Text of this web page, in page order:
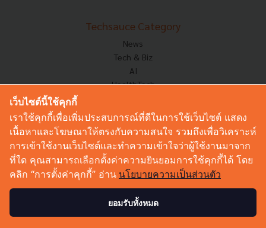
Techsauce Category
News
Tech & Biz
AI
HealthTech
Corp Innov
Saucy Thoughts
Based On
Sustainable
Videos
Podcast
เว็บไซต์นี้ใช้คุกกี้
เราใช้คุกกี้เพื่อเพิ่มประสบการณ์ที่ดีในการใช้เว็บไซต์ แสดง
เนื้อหาและโฆษณาให้ตรงกับความสนใจ รวมถึงเพื่อวิเคราะห์
การเข้าใช้งานเว็บไซต์และทำความเข้าใจว่าผู้ใช้งานมาจาก
ที่ใด คุณสามารถเลือกตั้งค่าความยินยอมการใช้คุกกี้ได้ โดย
คลิก “การตั้งค่าคุกกี้” อ่าน นโยบายความเป็นส่วนตัว
ยอมรับทั้งหมด